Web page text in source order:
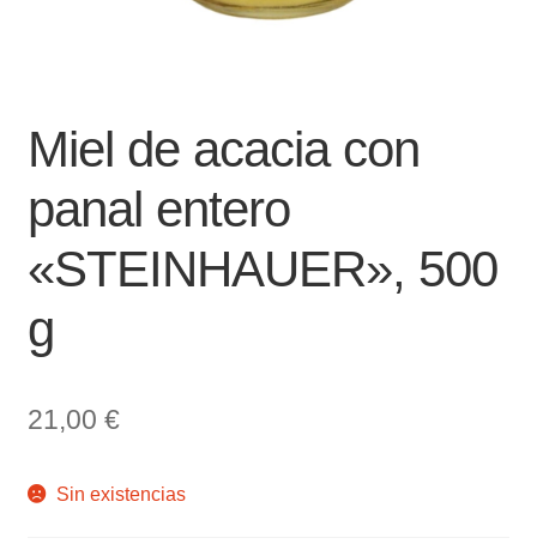
Miel de acacia con
panal entero
«STEINHAUER», 500
g
21,00 €
Sin existencias